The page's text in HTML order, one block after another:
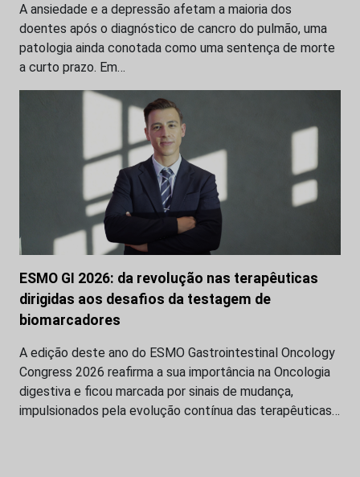
A ansiedade e a depressão afetam a maioria dos
doentes após o diagnóstico de cancro do pulmão, uma
patologia ainda conotada como uma sentença de morte
a curto prazo. Em…
ESMO GI 2026: da revolução nas terapêuticas
dirigidas aos desafios da testagem de
biomarcadores
A edição deste ano do ESMO Gastrointestinal Oncology
Congress 2026 reafirma a sua importância na Oncologia
digestiva e ficou marcada por sinais de mudança,
impulsionados pela evolução contínua das terapêuticas…